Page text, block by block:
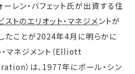
レン・バフェット氏が出資する住
ストのエリオット・マネジメントが
たことが2024年4月に明らかに
・マネジメント（Elliott
）は、1977年にポール・シン